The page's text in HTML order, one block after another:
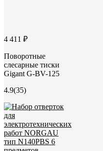
4 411 ₽
Поворотные
слесарные тиски
Gigant G-BV-125
4.9(35)